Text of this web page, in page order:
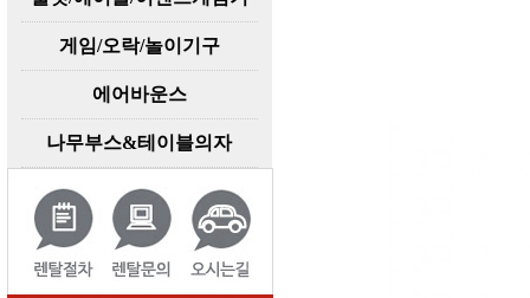
게임/오락/놀이기구
에어바운스
나무부스&테이블의자